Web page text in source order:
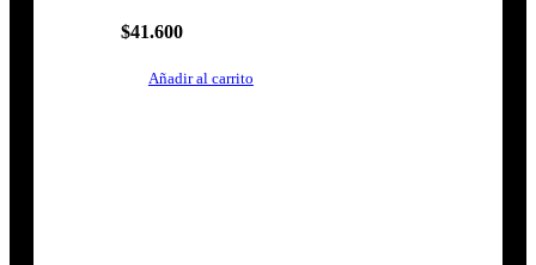
$41.600
Añadir al carrito